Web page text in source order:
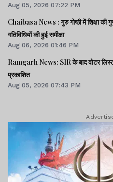
Aug 05, 2026 07:22 PM
Chaibasa News : गुरु गोष्ठी में शिक्षा की
गतिविधियों की हुई समीक्षा
Aug 06, 2026 01:46 PM
Ramgarh News: SIR के बाद वोटर
प्रकाशित
Aug 05, 2026 07:43 PM